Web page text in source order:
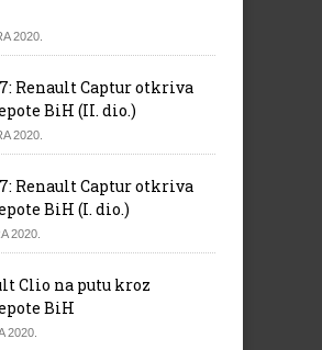
2020.
Renault Captur otkriva
BiH (II. dio.)
2020.
Renault Captur otkriva
BiH (I. dio.)
2020.
Clio na putu kroz
BiH
2020.